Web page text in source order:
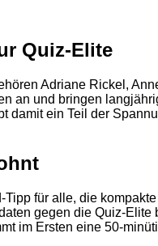
Quiz-Elite
Adriane Rickel,
an und bringen
damit ein Teil der
für alle, die
gegen die Quiz-
im Ersten eine 50-